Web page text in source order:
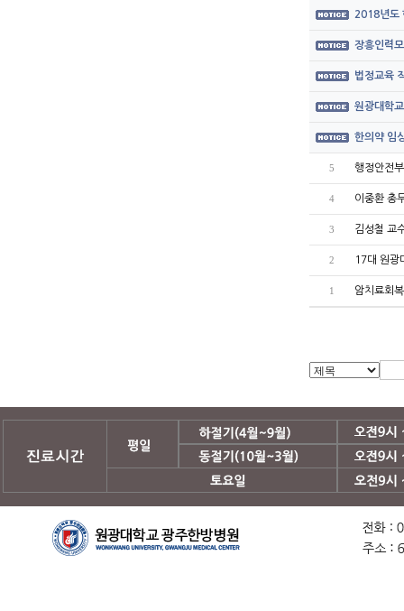
2018년도
장흥인력
법정교육
원광대학
한의약 임
5 행정안전
4 이중환 총
3 김성철 교
2 17대 원광
1 암치료회